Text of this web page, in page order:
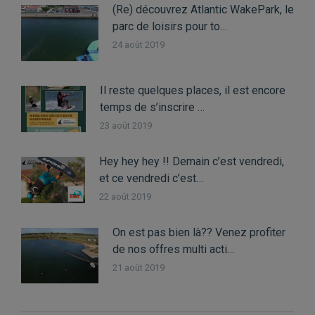
(Re) découvrez Atlantic WakePark, le
parc de loisirs pour to…
24 août 2019
Il reste quelques places, il est encore
temps de s’inscrire …
23 août 2019
Hey hey hey !! Demain c’est vendredi,
et ce vendredi c’est…
22 août 2019
On est pas bien là?? Venez profiter
de nos offres multi acti…
21 août 2019